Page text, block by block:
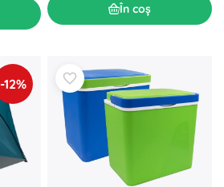
În coș
-12%